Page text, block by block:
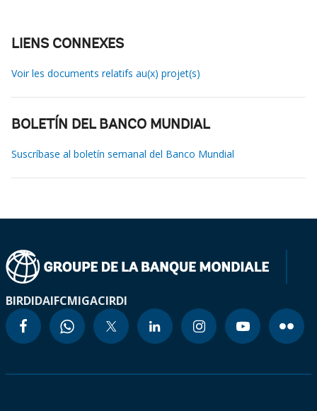
LIENS CONNEXES
Voir les documents relatifs au(x) projet(s)
BOLETÍN DEL BANCO MUNDIAL
Suscríbase al boletín semanal del Banco Mundial
BIRDIDAIFCMIGACIRDI